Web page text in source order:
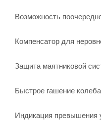
Возможность
Компенсатор для
Защита маятниковой
Быстрое гашение
Индикация превышения